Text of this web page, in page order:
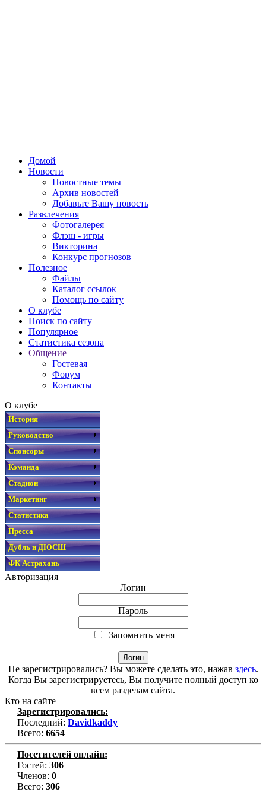
Домой
Новости
Новостные темы
Архив новостей
Добавьте Вашу новость
Развлечения
Фотогалерея
Флэш - игры
Викторина
Конкурс прогнозов
Полезное
Файлы
Каталог ссылок
Помощь по сайту
О клубе
Поиск по сайту
Популярное
Статистика сезона
Общение
Гостевая
Форум
Контакты
О клубе
История
Руководство
Спонсоры
Команда
Стадион
Маркетинг
Статистика
Пресса
Дубль и ДЮСШ
ФК Астрахань
Авторизация
Логин
Пароль
Запомнить меня
Не зарегистрировались? Вы можете сделать это, нажав здесь.
Когда Вы зарегистрируетесь, Вы получите полный доступ ко
всем разделам сайта.
Кто на сайте
Зарегистрировались:
Последний: Davidkaddy
Всего: 6654
Посетителей онлайн:
Гостей: 306
Членов: 0
Всего: 306